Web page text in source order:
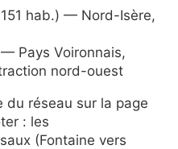
hab.) — Nord-Isère,
Pays Voironnais,
nord-ouest
du réseau sur la page
: les
(Fontaine vers